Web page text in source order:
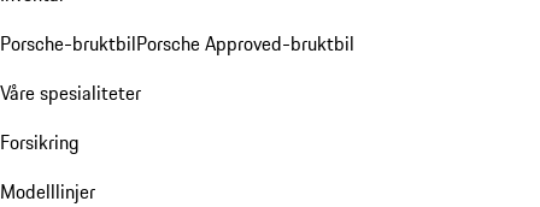
Porsche-bruktbilPorsche Approved-bruktbil
Våre spesialiteter
Forsikring
Modelllinjer